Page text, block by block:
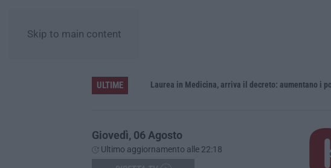
Skip to main content
ULTIME
Sistema bibliotecario vibonese, la dura replica di Soriano e Romeo: «Il fallimento è di chi ha staccato la spina» Laurea in Medicina, arriva il decreto: aumentano i posti
Giovedì, 06 Agosto
Ultimo aggiornamento alle 22:18